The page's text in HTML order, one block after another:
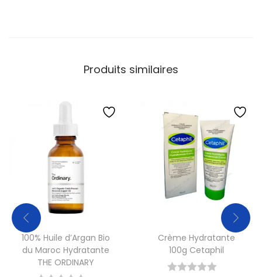
Produits similaires
100% Huile d’Argan Bio
du Maroc Hydratante
THE ORDINARY
Crème Hydratante
100g Cetaphil